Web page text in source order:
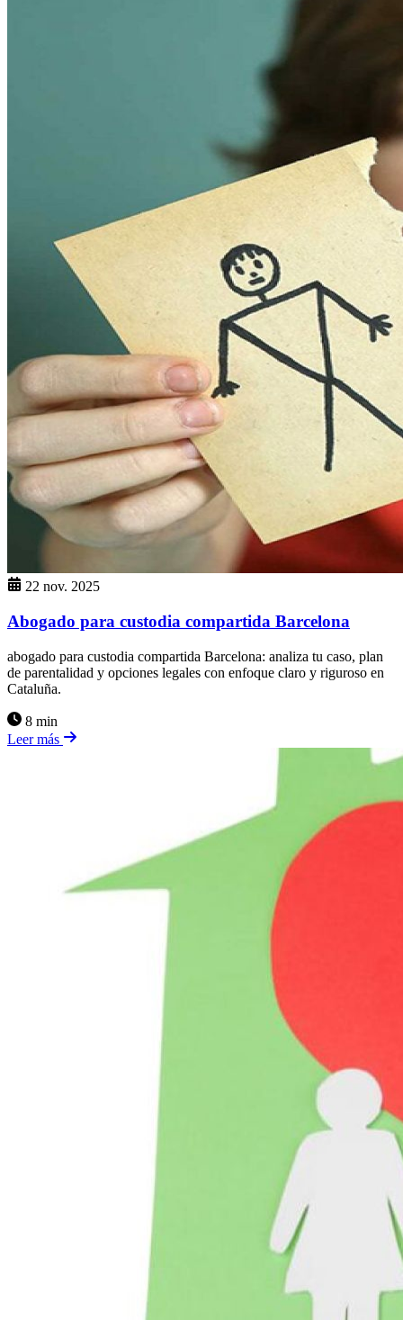
22 nov. 2025
Abogado para custodia compartida Barcelona
abogado para custodia compartida Barcelona: analiza tu caso, plan
de parentalidad y opciones legales con enfoque claro y riguroso en
Cataluña.
8 min
Leer más